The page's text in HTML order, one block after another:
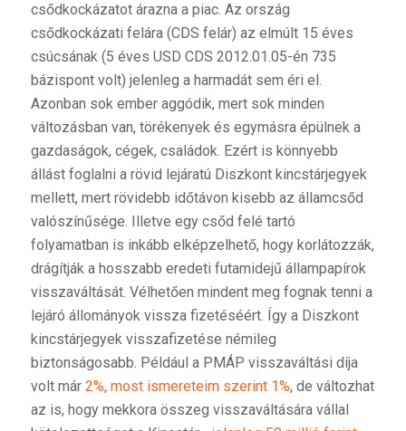
csődkockázatot árazna a piac. Az ország
csődkockázati felára (CDS felár) az elmúlt 15 éves
csúcsának (5 éves USD CDS 2012.01.05-én 735
bázispont volt) jelenleg a harmadát sem éri el.
Azonban sok ember aggódik, mert sok minden
változásban van, törékenyek és egymásra épülnek a
gazdaságok, cégek, családok. Ezért is könnyebb
állást foglalni a rövid lejáratú Diszkont kincstárjegyek
mellett, mert rövidebb időtávon kisebb az államcsőd
valószínűsége. Illetve egy csőd felé tartó
folyamatban is inkább elképzelhető, hogy korlátozzák,
drágítják a hosszabb eredeti futamidejű állampapírok
visszaváltását. Vélhetően mindent meg fognak tenni a
lejáró állományok vissza fizetéséért. Így a Diszkont
kincstárjegyek visszafizetése némileg
biztonságosabb. Például a PMÁP visszaváltási díja
volt már 2%, most ismereteim szerint 1%, de változhat
az is, hogy mekkora összeg visszaváltására vállal